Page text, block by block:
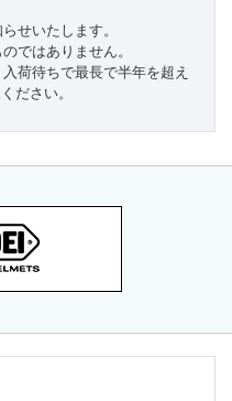
せいたします。
ではありません。
荷待ちで最長で半年を超え
ださい。